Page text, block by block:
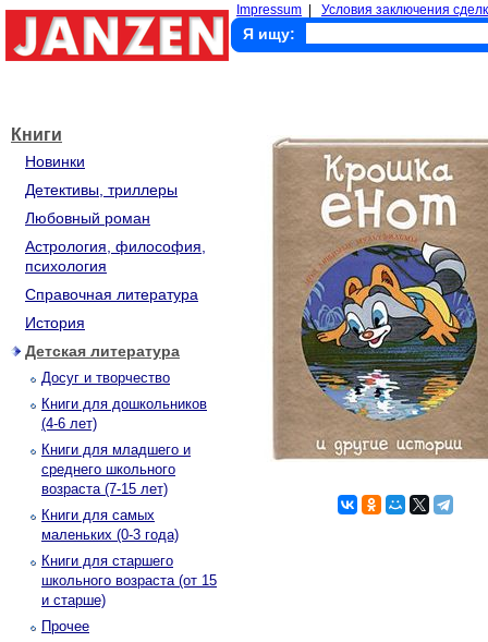
Impressum Условия заключения
Я ищу:
Книги
Новинки
Детективы, триллеры
Любовный роман
Астрология, философия,
психология
Справочная литература
История
Детская литература
Досуг и творчество
Книги для дошкольников
(4-6 лет)
Книги для младшего и
среднего школьного
возраста (7-15 лет)
Книги для самых
маленьких (0-3 года)
Книги для старшего
школьного возраста (от 15
и старше)
Прочее